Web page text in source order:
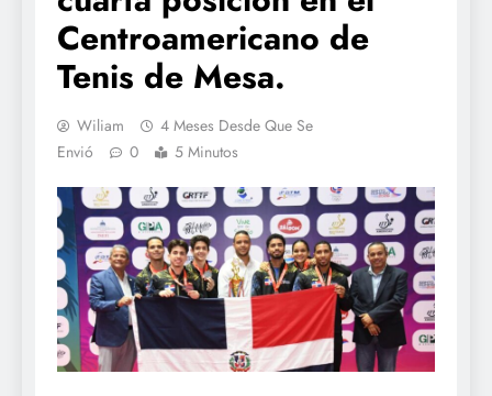
Centroamericano de
Tenis de Mesa.
Wiliam
4 Meses Desde Que Se
Envió
0 5 Minutos